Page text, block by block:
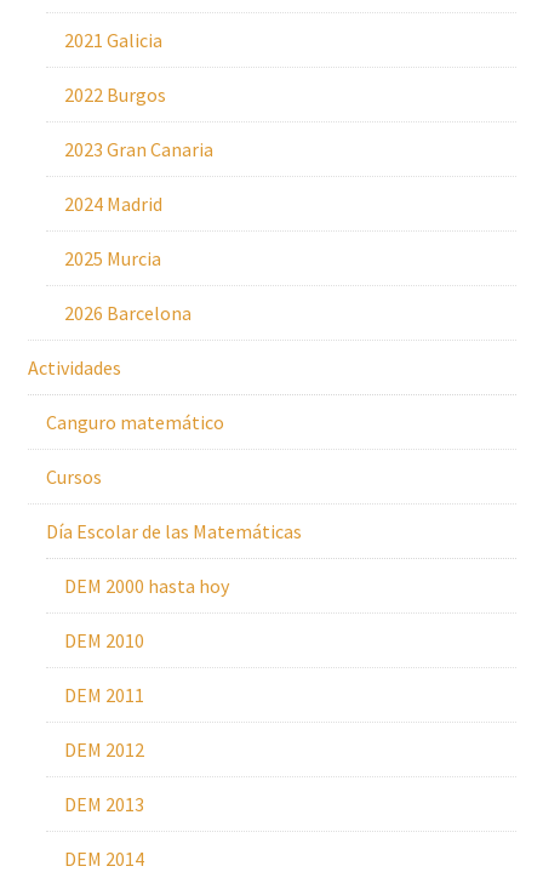
2021 Galicia
2022 Burgos
2023 Gran Canaria
2024 Madrid
2025 Murcia
2026 Barcelona
Actividades
Canguro matemático
Cursos
Día Escolar de las Matemáticas
DEM 2000 hasta hoy
DEM 2010
DEM 2011
DEM 2012
DEM 2013
DEM 2014